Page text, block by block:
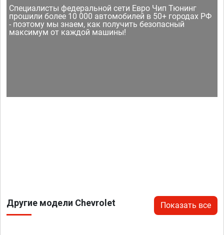
Специалисты федеральной сети Евро Чип Тюнинг
прошили более 10 000 автомобилей в 50+ городах РФ
- поэтому мы знаем, как получить безопасный
максимум от каждой машины!
Другие модели Chevrolet Показать все